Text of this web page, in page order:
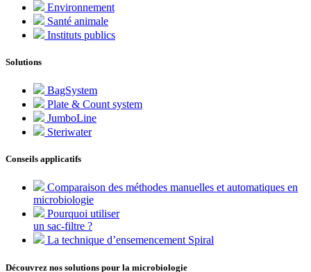
Environnement
Santé animale
Instituts publics
Solutions
BagSystem
Plate & Count system
JumboLine
Steriwater
Conseils applicatifs
Comparaison des méthodes manuelles et automatiques en
microbiologie
Pourquoi utiliser
un sac-filtre ?
La technique d’ensemencement Spiral
Découvrez nos solutions pour la microbiologie